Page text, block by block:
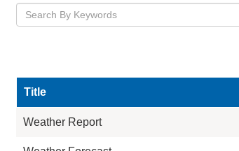
Title
Weather Report